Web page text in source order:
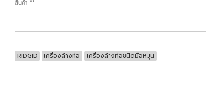
สินค้า **
RIDGID เครื่องล้างท่อ เครื่องล้างท่อชนิดมือหมุน